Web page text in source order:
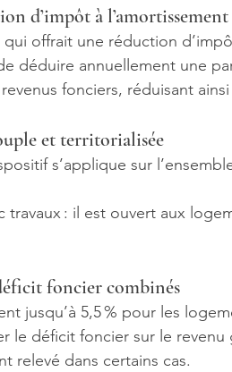
d’impôt à
offrait une réduction
déduire annuellement une
fonciers, réduisant
et territorialisée
s’applique sur
travaux : il est ouvert aux
foncier combinés
jusqu’à 5,5 % pour les
le déficit foncier sur le
relevé dans certains cas.